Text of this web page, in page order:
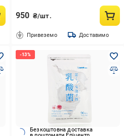
950 ₴/шт.
Привеземо Доставимо
Безкоштовна доставка